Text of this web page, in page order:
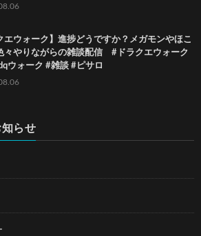
エウォーク】進捗どうですか？メガモンやほこ
々やりながらの雑談配信 #ドラクエウォーク
ウォーク #雑談 #ピサロ
らせ